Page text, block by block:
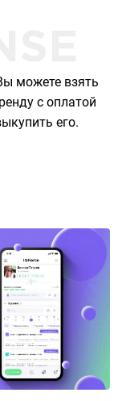
можете взять
с оплатой
его.